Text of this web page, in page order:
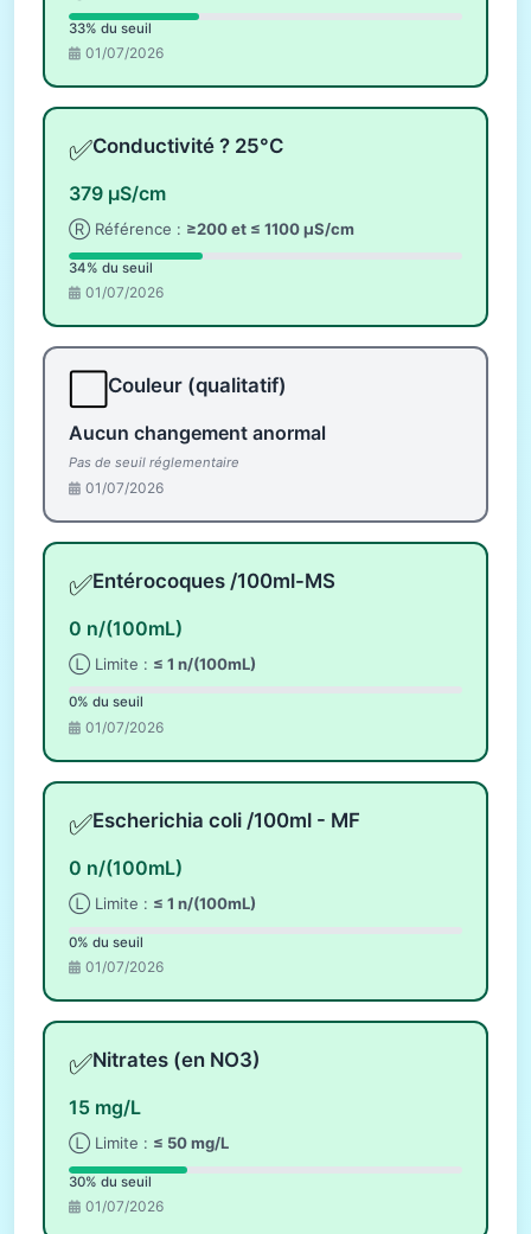
33% du seuil
01/07/2026
✅Conductivité ? 25°C
379 µS/cm
Ⓡ Référence : ≥200 et ≤ 1100 µS/cm
34% du seuil
01/07/2026
Couleur (qualitatif)
Aucun changement anormal
Pas de seuil réglementaire
01/07/2026
✅Entérocoques /100ml-MS
0 n/(100mL)
Ⓛ Limite : ≤ 1 n/(100mL)
0% du seuil
01/07/2026
✅Escherichia coli /100ml - MF
0 n/(100mL)
Ⓛ Limite : ≤ 1 n/(100mL)
0% du seuil
01/07/2026
✅Nitrates (en NO3)
15 mg/L
Ⓛ Limite : ≤ 50 mg/L
30% du seuil
01/07/2026